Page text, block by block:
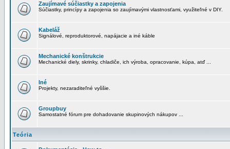
Zaujímavé súčiastky a zapojenia
Súčiastky, princípy a zapojenia so zaujímavými vlastnosťami, využiteľné v DIY.
Kabeláž
Signálové, reproduktorové, napájacie a iné káble
Mechanické konštrukcie
Mechanické diely, skrinky, chladiče, ich výroba, opracovanie, kúpa, atď ...
Iné
Projekty, nezaraditeľné vyššie.
Groupbuy
Samostatné fórum pre dohadovanie skupinových nákupov ...
Teória